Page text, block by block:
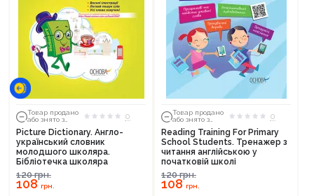
Товар продано
або знято з
0
Picture Dictionary. Англо-
український словник
молодшого школяра.
Бібліотечка школяра
120грн.
108грн.
Товар продано
або знято з
0
Reading Training For Primary
School Students. Тренажер з
читання англійською у
початковій школі
120грн.
108грн.